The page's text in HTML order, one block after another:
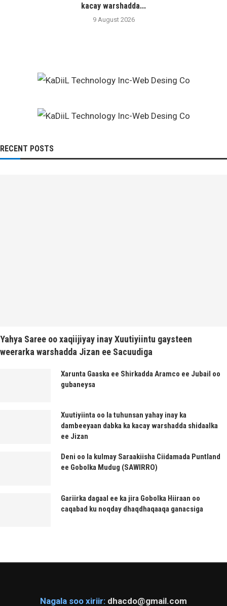
kacay warshadda...
9 August 2026
RECENT POSTS
Yahya Saree oo xaqiijiyay inay Xuutiyiintu gaysteen
weerarka warshadda Jizan ee Sacuudiga
Xarunta Gaaska ee Shirkadda Aramco ee Jubail oo
gubaneysa
Xuutiyiinta oo la tuhunsan yahay inay ka
dambeeyaan dabka ka kacay warshadda shidaalka
ee Jizan
Deni oo la kulmay Saraakiisha Ciidamada Puntland
ee Gobolka Mudug (SAWIRRO)
Gariirka dagaal ee ka jira Gobolka Hiiraan oo
caqabad ku noqday dhaqdhaqaaqa ganacsiga
Nagala soo xiriir: dhacdo@gmail.com